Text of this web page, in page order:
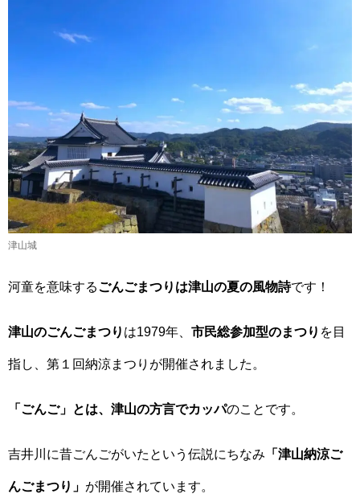
津山城
河童を意味するごんごまつりは津山の夏の風物詩です！
津山のごんごまつり は1979年、 市民総参加型のまつり を目
指し、第１回納涼まつりが開催されました。
「ごんご」とは、津山の方言でカッパのことです。
吉井川に昔ごんごがいたという伝説にちなみ 「津山納涼ご
んごまつり」 が開催されています。